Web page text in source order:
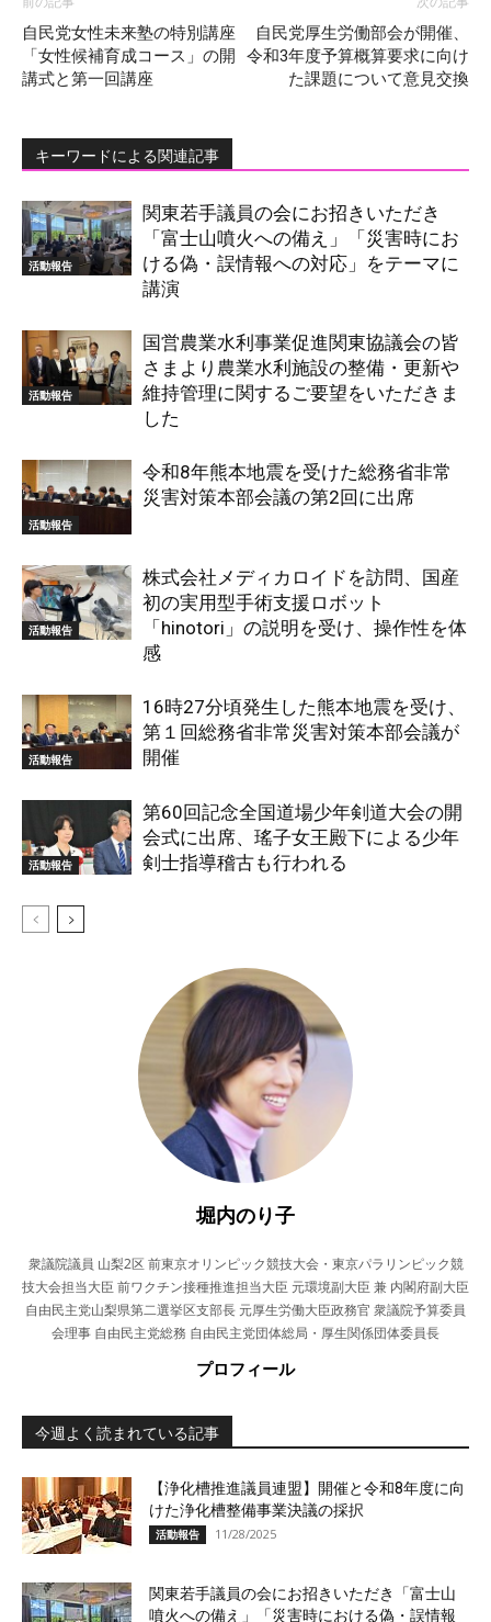
自民党女性未来塾の特別講座
「女性候補育成コース」の開
講式と第一回講座
自民党厚生労働部会が開催、
令和3年度予算概算要求に向け
た課題について意見交換
キーワードによる関連記事
活動報告
関東若手議員の会にお招きいただき
「富士山噴火への備え」「災害時にお
ける偽・誤情報への対応」をテーマに
講演
活動報告
国営農業水利事業促進関東協議会の皆
さまより農業水利施設の整備・更新や
維持管理に関するご要望をいただきま
した
活動報告
令和8年熊本地震を受けた総務省非常
災害対策本部会議の第2回に出席
活動報告
株式会社メディカロイドを訪問、国産
初の実用型手術支援ロボット
「hinotori」の説明を受け、操作性を体
感
活動報告
16時27分頃発生した熊本地震を受け、
第１回総務省非常災害対策本部会議が
開催
活動報告
第60回記念全国道場少年剣道大会の開
会式に出席、瑤子女王殿下による少年
剣士指導稽古も行われる
堀内のり子
衆議院議員 山梨2区 前東京オリンピック競技大会・東京パラリンピック競
技大会担当大臣 前ワクチン接種推進担当大臣 元環境副大臣 兼 内閣府副大臣
自由民主党山梨県第二選挙区支部長 元厚生労働大臣政務官 衆議院予算委員
会理事 自由民主党総務 自由民主党団体総局・厚生関係団体委員長
プロフィール
今週よく読まれている記事
【浄化槽推進議員連盟】開催と令和8年度に向
けた浄化槽整備事業決議の採択
活動報告 11/28/2025
関東若手議員の会にお招きいただき「富士山
噴火への備え」「災害時における偽・誤情報